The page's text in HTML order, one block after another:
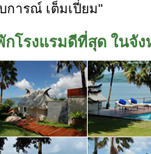
การณ์ เต็มเปี่ยม"
กโรงแรมดีที่สุด ในจั